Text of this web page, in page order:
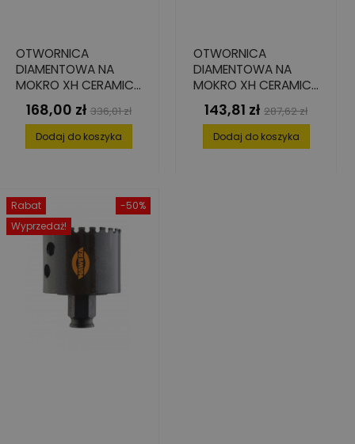
OTWORNICA
DIAMENTOWA NA
MOKRO XH CERAMICS
68 MM
Cena
168,00 zł Cena
podstawowa
336,01 zł
Dodaj do koszyka
OTWORNICA
DIAMENTOWA NA
MOKRO XH CERAMICS
60 MM
Cena
143,81 zł Cena
podstawowa
287,62 zł
Dodaj do koszyka
-50%
Rabat
Wyprzedaż!